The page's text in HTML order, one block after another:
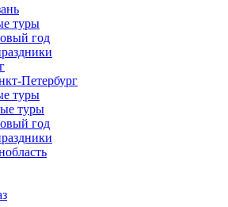
туры
год
Петербург
туры
туры
год